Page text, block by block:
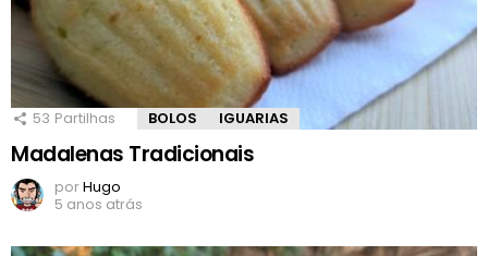
53 Partilhas BOLOS IGUARIAS
Madalenas Tradicionais
porHugo
5 anos atrás